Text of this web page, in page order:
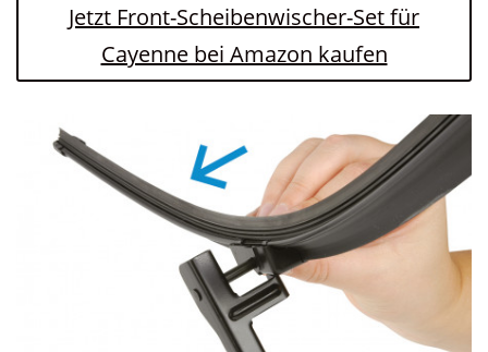
Jetzt Front-Scheibenwischer-Set für
Cayenne bei Amazon kaufen